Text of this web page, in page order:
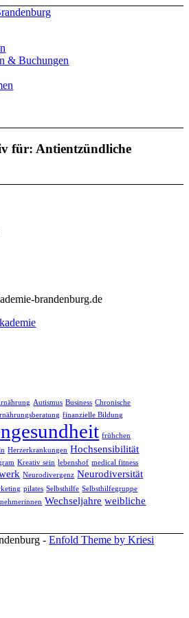
& Buchungen
für: Antientzündliche
brandenburg.de
Autismus Business Chronische
finanzielle Bildung
frühchen
Herzerkrankungen Hochsensibilität
Kreativ sein lebenshof medical fitness
Neurodivergenz Neurodiversität
pilates Selbsthilfe Selbsthilfegruppe
Wechseljahre weibliche
-Enfold Theme by Kriesi